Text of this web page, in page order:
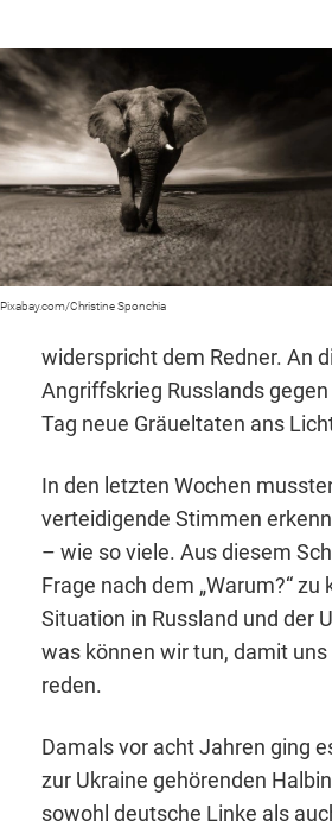
Pixabay.com/Christine Sponchia
widerspricht dem Redner. An
Angriffskrieg Russlands
Tag neue Gräueltaten ans
In den letzten Wochen
verteidigende Stimmen
– wie so viele. Aus diesem
Frage nach dem „Warum?“
Situation in Russland und der
was können wir tun, damit
reden.
Damals vor acht Jahren ging
zur Ukraine gehörenden
sowohl deutsche Linke als